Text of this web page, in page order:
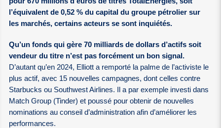
l’équivalent de 0,52 % du capital du groupe pétrolier sur
les marchés, certains acteurs se sont inquiétés.
Qu’un fonds qui gère 70 milliards de dollars d’actifs soit
vendeur du titre n’est pas forcément un bon signal.
D’autant qu’en 2024, Elliott a remporté la palme de l’activiste le
plus actif, avec 15 nouvelles campagnes, dont celles contre
Starbucks ou Southwest Airlines. Il a par exemple investi dans
Match Group (Tinder) et poussé pour obtenir de nouvelles
nominations au conseil d’administration afin d’améliorer les
performances.